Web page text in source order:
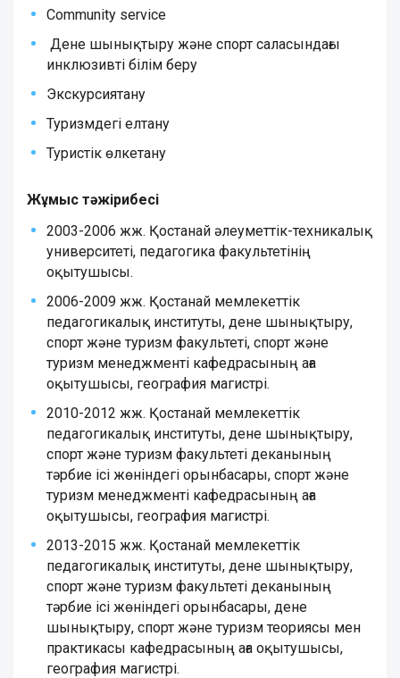
Community service
Дене шынықтыру және спорт саласындағы
инклюзивті білім беру
Экскурсиятану
Туризмдегі елтану
Туристік өлкетану
Жұмыс тәжірибесі
2003-2006 жж. Қостанай әлеуметтік-техникалық
университеті, педагогика факультетінің
оқытушысы.
2006-2009 жж. Қостанай мемлекеттік
педагогикалық институты, дене шынықтыру,
спорт және туризм факультеті, спорт және
туризм менеджменті кафедрасының аға
оқытушысы, география магистрі.
2010-2012 жж. Қостанай мемлекеттік
педагогикалық институты, дене шынықтыру,
спорт және туризм факультеті деканының
тәрбие ісі жөніндегі орынбасары, спорт және
туризм менеджменті кафедрасының аға
оқытушысы, география магистрі.
2013-2015 жж. Қостанай мемлекеттік
педагогикалық институты, дене шынықтыру,
спорт және туризм факультеті деканының
тәрбие ісі жөніндегі орынбасары, дене
шынықтыру, спорт және туризм теориясы мен
практикасы кафедрасының аға оқытушысы,
география магистрі.